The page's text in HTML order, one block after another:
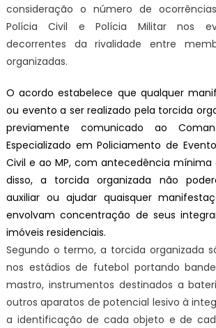
consideração o número de
Polícia Civil e Polícia Militar nos
decorrentes da rivalidade entre
organizadas.
O acordo estabelece que qualquer
ou evento a ser realizado pela torcida
previamente comunicado ao
Especializado em Policiamento de
Civil e ao MP, com antecedência mínima
disso, a torcida organizada não
auxiliar ou ajudar quaisquer
envolvam concentração de seus
imóveis residenciais.
Segundo o termo, a torcida organizada
nos estádios de futebol portando
mastro, instrumentos destinados a
outros aparatos de potencial lesivo à
a identificação de cada objeto e de